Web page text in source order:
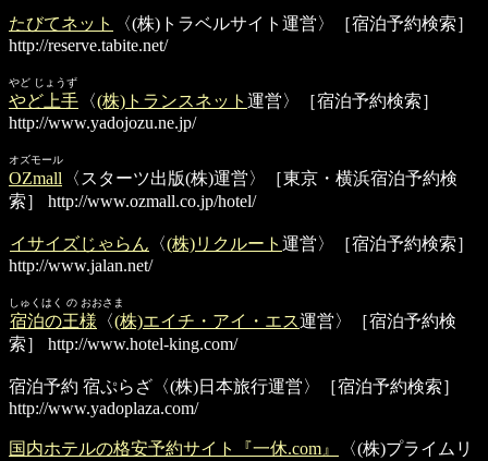
たびてネット
〈(株)トラベルサイト運営〉［宿泊予約検索］
http://reserve.tabite.net/
やど じょうず
やど上手 〈(株)トランスネット 運営〉［宿泊予約検索］
http://www.yadojozu.ne.jp/
オズモール
OZmall
〈スターツ出版(株)運営〉［東京・横浜宿泊予約検
索］
http://www.ozmall.co.jp/hotel/
イサイズじゃらん 〈(株)リクルート 運営〉［宿泊予約検索］
http://www.jalan.net/
しゅくはく の おおさま
宿泊の王様 〈(株)エイチ・アイ・エス運営〉［宿泊予約検
索］
http://www.hotel-king.com/
宿泊予約 宿ぷらざ 〈(株)日本旅行運営〉［宿泊予約検索］
http://www.yadoplaza.com/
国内ホテルの格安予約サイト『一休.com』
〈(株)プライムリ